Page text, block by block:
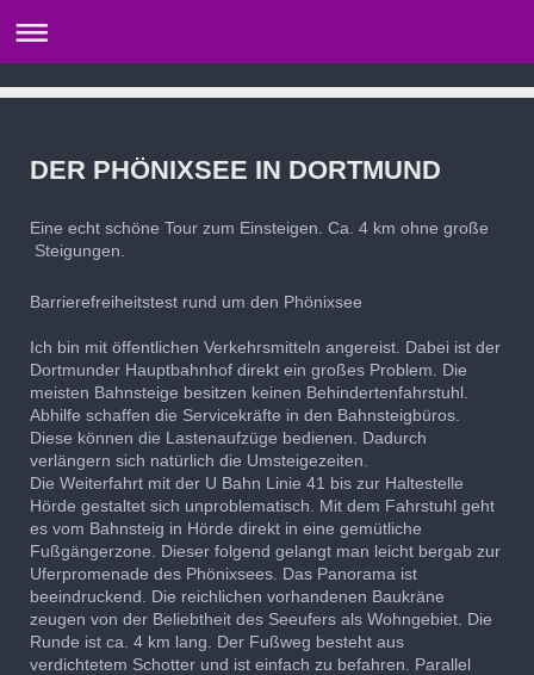
DER PHÖNIXSEE IN DORTMUND
Eine echt schöne Tour zum Einsteigen. Ca. 4 km ohne große
Steigungen.
Barrierefreiheitstest rund um den Phönixsee
Ich bin mit öffentlichen Verkehrsmitteln angereist. Dabei ist der
Dortmunder Hauptbahnhof direkt ein großes Problem. Die
meisten Bahnsteige besitzen keinen Behindertenfahrstuhl.
Abhilfe schaffen die Servicekräfte in den Bahnsteigbüros.
Diese können die Lastenaufzüge bedienen. Dadurch
verlängern sich natürlich die Umsteigezeiten.
Die Weiterfahrt mit der U Bahn Linie 41 bis zur Haltestelle
Hörde gestaltet sich unproblematisch. Mit dem Fahrstuhl geht
es vom Bahnsteig in Hörde direkt in eine gemütliche
Fußgängerzone. Dieser folgend gelangt man leicht bergab zur
Uferpromenade des Phönixsees. Das Panorama ist
beeindruckend. Die reichlichen vorhandenen Baukräne
zeugen von der Beliebtheit des Seeufers als Wohngebiet. Die
Runde ist ca. 4 km lang. Der Fußweg besteht aus
verdichtetem Schotter und ist einfach zu befahren. Parallel